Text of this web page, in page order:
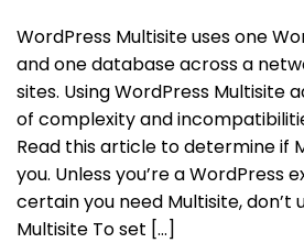
WordPress Multisite uses one
and one database across a
sites. Using WordPress Multisite
of complexity and
Read this article to determine if
you. Unless you’re a WordPress
certain you need Multisite, don’t
Multisite To set […]